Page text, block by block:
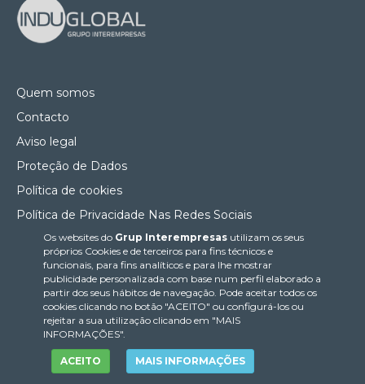
Os websites do Grup Interempresasutilizam os seus
próprios Cookies e de terceiros para fins técnicos e
funcionais, para fins analíticos e para lhe mostrar
publicidade personalizada com base num perfil elaborado a
partir dos seus hábitos de navegação. Pode aceitar todos os
cookies clicando no botão "ACEITO" ou configurá-los ou
rejeitar a sua utilização clicando em "MAIS
INFORMAÇÕES".
ACEITO MAIS INFORMAÇÕES
Quem somos
Contacto
Aviso legal
Proteção de Dados
Política de cookies
Política de Privacidade Nas Redes Sociais
Canal de denúncias
Colaborações editoriais